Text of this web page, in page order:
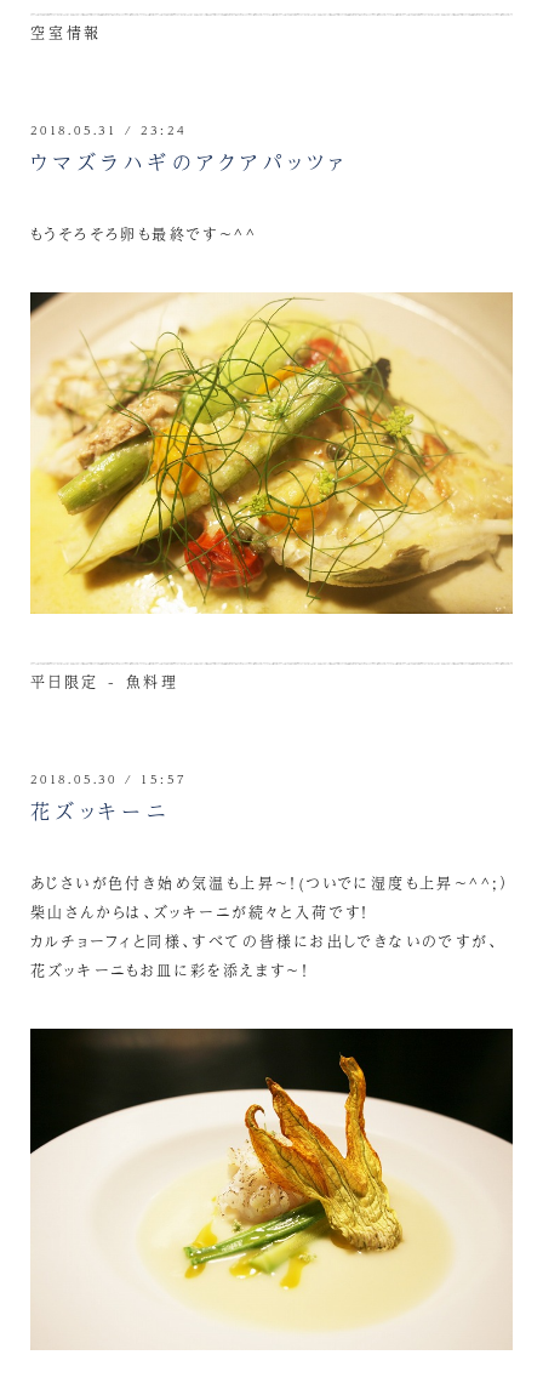
空室情報
2018.05.31 / 23:24
ウマズラハギのアクアパッツァ
もうそろそろ卵も最終です～^^
平日限定 - 魚料理
2018.05.30 / 15:57
花ズッキーニ
あじさいが色付き始め気温も上昇～！(ついでに湿度も上昇～^^;）
柴山さんからは、ズッキーニが続々と入荷です！
カルチョーフィと同様、すべての皆様にお出しできないのですが、
花ズッキーニもお皿に彩を添えます～！